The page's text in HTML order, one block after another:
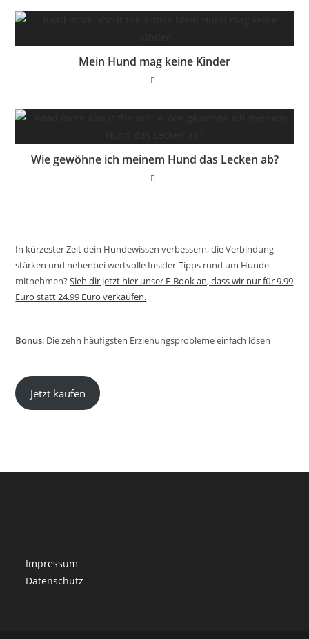
Mein Hund mag keine Kinder
Wie gewöhne ich meinem Hund das Lecken ab?
In kürzester Zeit dein Hundewissen verbessern, die Verbindung
stärken und nebenbei wertvolle Insider-Tipps rund um Hunde
mitnehmen?Sieh dir jetzt hier unser E-Book an, dass wir nur für 9.99
Euro statt 24.99 Euro verkaufen.
Bonus: Die zehn häufigsten Erziehungsprobleme einfach lösen
Jetzt kaufen
Impressum
Datenschutz